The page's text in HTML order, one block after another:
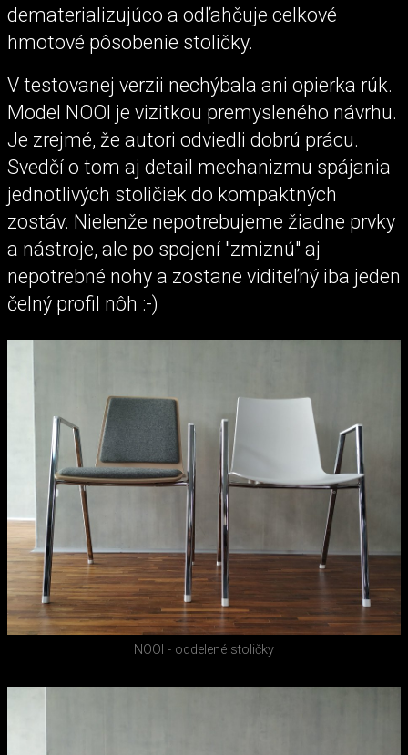
dematerializujúco a odľahčuje celkové
hmotové pôsobenie stoličky.
V testovanej verzii nechýbala ani opierka rúk.
Model NOOI je vizitkou premysleného návrhu.
Je zrejmé, že autori odviedli dobrú prácu.
Svedčí o tom aj detail mechanizmu spájania
jednotlivých stoličiek do kompaktných
zostáv. Nielenže nepotrebujeme žiadne prvky
a nástroje, ale po spojení "zmiznú" aj
nepotrebné nohy a zostane viditeľný iba jeden
čelný profil nôh :-)
NOOI - oddelené stoličky